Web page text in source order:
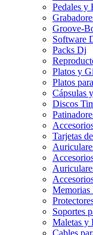
Pedales y
Groove-
Software
Packs Dj
Platos y
Platos
Cápsulas
Discos
Tarjetas
Memorias
Soportes
Maletas y
Cables